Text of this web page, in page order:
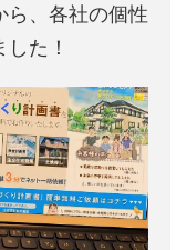
ら、各社の個性
た！